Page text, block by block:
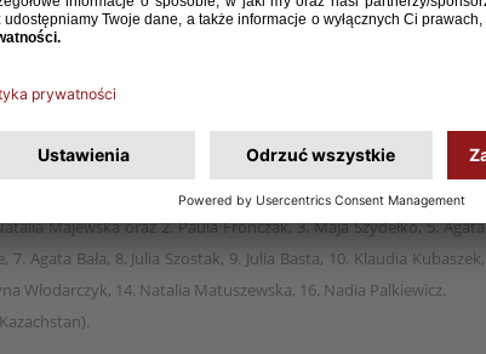
zostanie rozegrany w marcu 2025 roku, a do
świata awansują cztery europejskie reprezentacje.
5, 15, Paula Fronczak 7, 30, Agata Bała 14, 19.
Majewska oraz 2. Paula Fronczak, 3. Maja Szydełko, 5. Agata
Agata Bała, 8. Julia Szostak, 9. Julia Basta, 10. Klaudia Kubaszek,
Włodarczyk, 14. Natalia Matuszewska, 16. Nadia Palkiewicz.